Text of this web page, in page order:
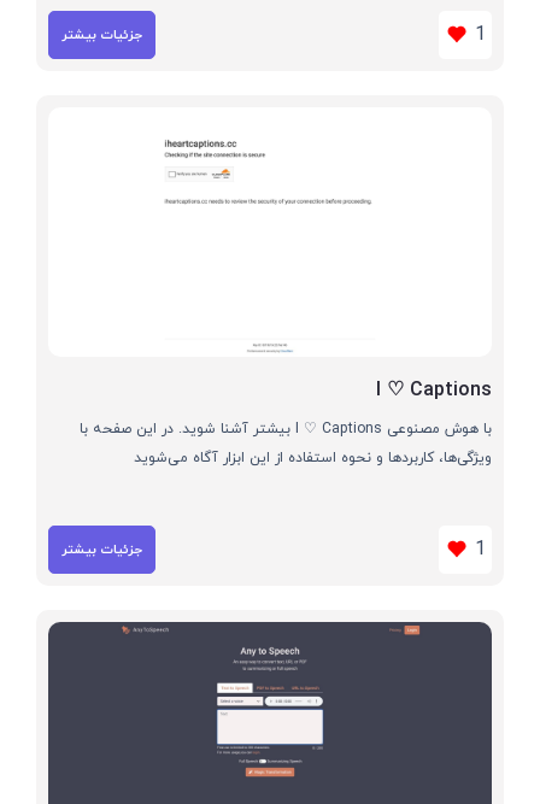
1 جزئیات بیشتر
I ♡ Captions
با هوش مصنوعی I ♡ Captions بیشتر آشنا شوید. در این صفحه با
ویژگی‌ها، کاربردها و نحوه استفاده از این ابزار آگاه می‌شوید
1 جزئیات بیشتر